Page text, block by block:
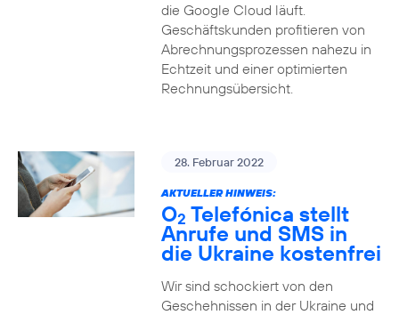
die Google Cloud läuft.
Geschäftskunden profitieren von
Abrechnungsprozessen nahezu in
Echtzeit und einer optimierten
Rechnungsübersicht.
28. Februar 2022
AKTUELLER HINWEIS:
O2 Telefónica stellt
Anrufe und SMS in
die Ukraine kostenfrei
Wir sind schockiert von den
Geschehnissen in der Ukraine und